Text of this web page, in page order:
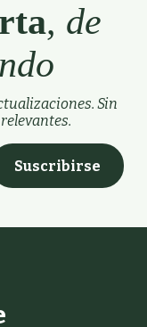
, de
Sin
Suscribirse